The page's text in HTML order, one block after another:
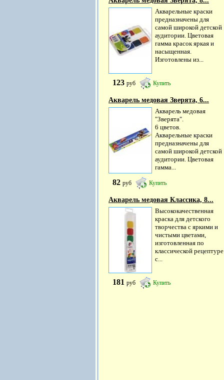
Акварельные краски
предназначены для
самой широкой детской
аудитории. Цветовая
гамма красок яркая и
насыщенная.
Изготовлены из...
123 руб Купить
Акварель медовая Зверята, 6...
Акварель медовая
"Зверята".
6 цветов.
Акварельные краски
предназначены для
самой широкой детской
аудитории. Цветовая
гамма...
82 руб Купить
Акварель медовая Классика, 8...
Высококачественная
краска для детского
творчества с яркими и
чистыми цветами,
изготовленная по
классической рецептуре
с...
181 руб Купить